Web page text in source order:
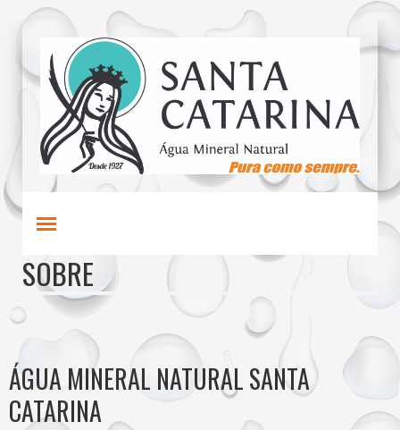
SOBRE
ÁGUA MINERAL NATURAL SANTA
CATARINA